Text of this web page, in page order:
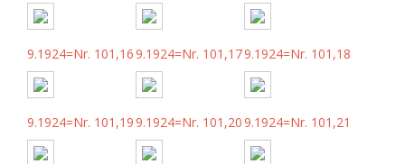
9.1924=Nr. 101,169.1924=Nr. 101,179.1924=Nr. 101,18
9.1924=Nr. 101,199.1924=Nr. 101,209.1924=Nr. 101,21